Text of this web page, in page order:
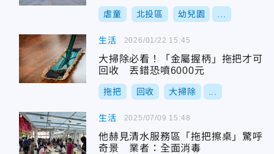
虐童 北投區 幼兒園
生活
大掃除必看！「金屬握柄」拖把才可
回收 丟錯恐噴6000元
拖把 回收 大掃除
2026/01/22 15:45
生活
他赫見清水服務區「拖把擦桌」驚呼
奇景 業者：全面消毒
2025/07/09 15:48